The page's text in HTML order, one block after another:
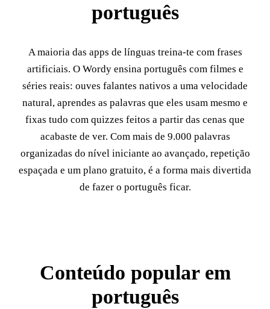
português
A maioria das apps de línguas treina-te com frases
artificiais. O Wordy ensina português com filmes e
séries reais: ouves falantes nativos a uma velocidade
natural, aprendes as palavras que eles usam mesmo e
fixas tudo com quizzes feitos a partir das cenas que
acabaste de ver. Com mais de 9.000 palavras
organizadas do nível iniciante ao avançado, repetição
espaçada e um plano gratuito, é a forma mais divertida
de fazer o português ficar.
Conteúdo popular em
português